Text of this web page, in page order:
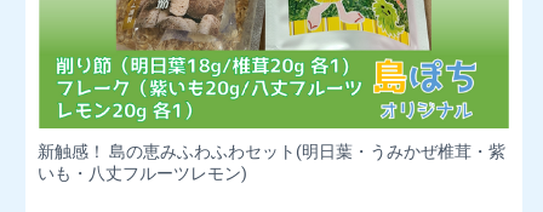
新触感！ 島の恵みふわふわセット(明日葉・うみかぜ椎茸・紫
いも・八丈フルーツレモン)